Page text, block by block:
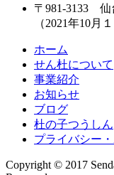
〒981-3133 仙
（2021年10月
ホーム
せん杜について
事業紹介
お知らせ
ブログ
杜の子つうしん
プライバシー
Copyright © 2017